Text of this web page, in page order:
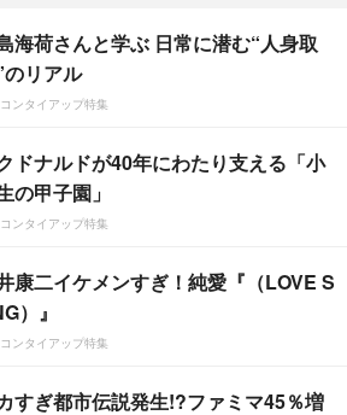
海荷さんと学ぶ 日常に潜む“人身取
のリアル
ンタイアップ特集
ドナルドが40年にわたり支える「小
の甲子園」
ンタイアップ特集
康二イケメンすぎ！純愛『（LOVE S
）』
ンタイアップ特集
すぎ都市伝説発生!?ファミマ45％増